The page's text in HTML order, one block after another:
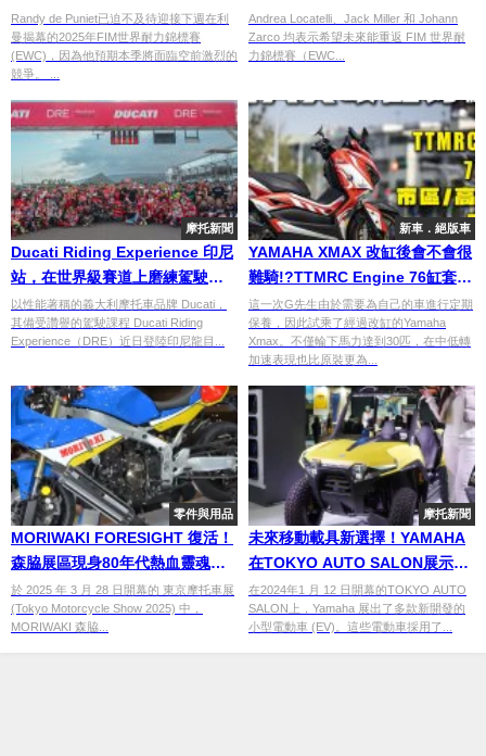
Randy de Puniet已迫不及待迎接下週在利
曼揭幕的2025年FIM世界耐力錦標賽
(EWC)，因為他預期本季將面臨空前激烈的
競爭。 ...
Andrea Locatelli、Jack Miller 和 Johann
Zarco 均表示希望未來能重返 FIM 世界耐
力錦標賽（EWC...
摩托新聞
Ducati Riding Experience 印尼
站，在世界級賽道上磨練駕駛技
術
以性能著稱的義大利摩托車品牌 Ducati，
其備受讚譽的駕駛課程 Ducati Riding
Experience（DRE）近日登陸印尼龍目...
新車．絕版車
YAMAHA XMAX 改缸後會不會很
難騎!?TTMRC Engine 76缸套件
耐用配置心得分享
這一次G先生由於需要為自己的車進行定期
保養，因此試乘了經過改缸的Yamaha
Xmax。不僅輪下馬力達到30匹，在中低轉
加速表現也比原裝更為...
零件與用品
MORIWAKI FORESIGHT 復活！
森脇展區現身80年代熱血靈魂的
XSR900 GP
於 2025 年 3 月 28 日開幕的 東京摩托車展
(Tokyo Motorcycle Show 2025) 中，
MORIWAKI 森脇...
摩托新聞
未來移動載具新選擇！YAMAHA
在TOKYO AUTO SALON展示多
款原創電動車
在2024年1 月 12 日開幕的TOKYO AUTO
SALON上，Yamaha 展出了多款新開發的
小型電動車 (EV)。這些電動車採用了...